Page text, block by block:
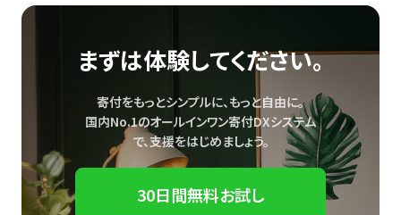
まずは体験してください。
寄付をもっとシンプルに、もっと自由に。
国内No.1のオールインワン寄付DXシステム
で、支援をはじめましょう。
30日間無料お試し